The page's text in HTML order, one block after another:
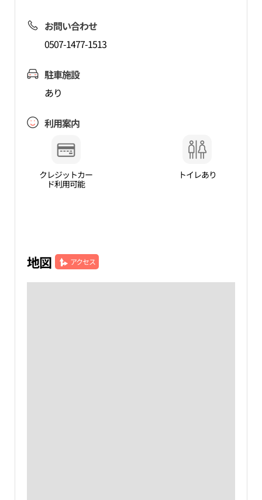
お問い合わせ
0507-1477-1513
駐車施設
あり
利用案内
クレジットカー
ド利用可能
トイレあり
地図 アクセス